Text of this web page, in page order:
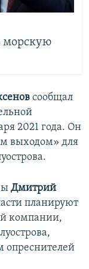
морскую
сообщал
2021 года. Он
выходом» для
Дмитрий
планируют
компании,
опреснителей